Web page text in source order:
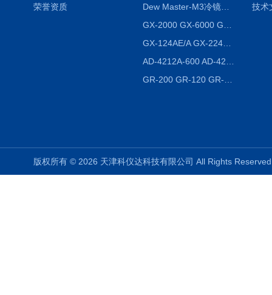
荣誉资质
Dew Master-M3冷镜式露点仪
GX-124AE/A GX-224AE/A分析天平
技术
版权所有 © 2026 天津科仪达科技有限公司 All Rights